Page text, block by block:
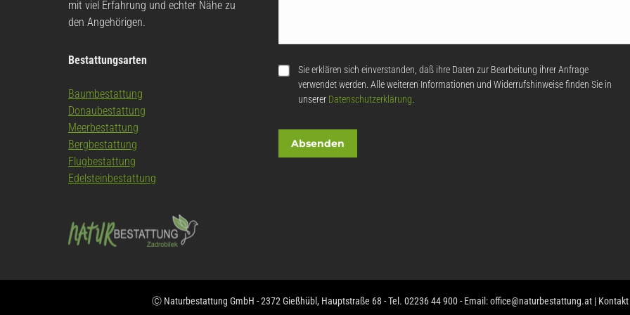
mit viel Erfahrung und echter Nähe zu
den Angehörigen.
Bestattungsarten
Baumbestattung
Donaubestattung
Meerbestattung
Bergbestattung
Flugbestattung
Edelsteinbestattung
Datenschutzerklärung
bestätigen *
Sie erklären sich einverstanden, daß ihre Daten zur Bearbeitung ihrer Anfrage
verwendet werden. Alle weiteren Informationen und Widerrufshinweise finden Sie in
unserer Datenschutzerklärung
Absenden
Ⓒ Naturbestattung GmbH - 2372 Gießhübl, Hauptstraße 68 - Tel. 02236 44 900 - Email:office@naturbestattung.at| Kontakt